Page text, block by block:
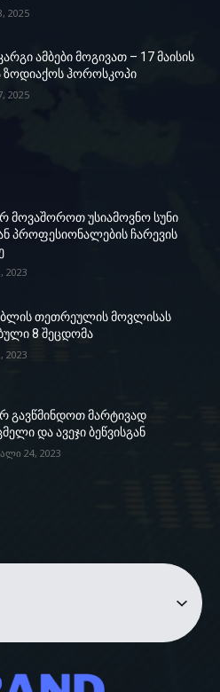
2025
ამბები მოგივათ – 17 მაისის
ზოდიაქოს ჰოროსკოპი
2025
მოვაშოროთ უსიამოვნო სუნი
პროფესიონალების ჩარევის
2023
თეთრეულის მოვლისას
8 შეცდომა
2023
გავწმინდოთ მარტივად
და ავეჯი ბეწვისგან
24, 2023